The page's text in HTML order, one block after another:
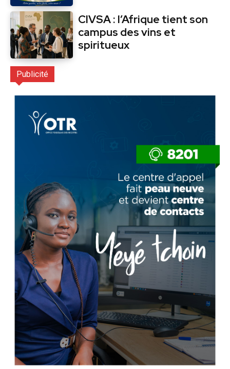
CIVSA : l’Afrique tient son
campus des vins et
spiritueux
Publicité